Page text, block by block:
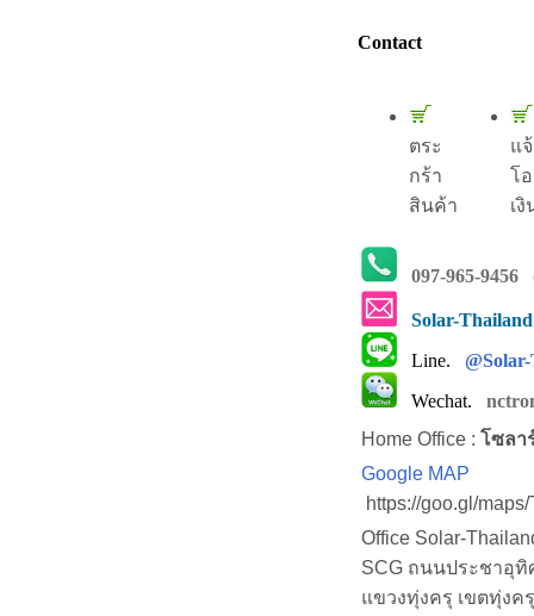
Contact
ตระ
กร้า
สินค้า
แ
โ
เงิ
097-965-9456
Solar-
Line.
Wechat.
Home Office : โซลา
Google MAP
https://goo.gl/
Office Solar-
SCG ถนนประชาอุทิ
แขวงทุ่งครุ เขตทุ่งครุ